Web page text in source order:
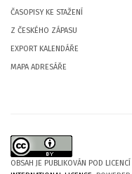
ČASOPISY KE STAŽENÍ
Z ČESKÉHO ZÁPASU
EXPORT KALENDÁŘE
MAPA ADRESÁŘE
OBSAH JE PUBLIKOVÁN POD LICENCÍ